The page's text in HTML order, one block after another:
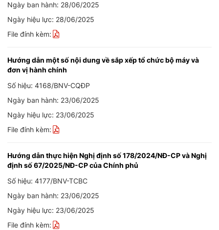
Ngày ban hành: 28/06/2025
Ngày hiệu lực: 28/06/2025
File đính kèm:
Hướng dẫn một số nội dung về sắp xếp tổ chức bộ máy và
đơn vị hành chính
Số hiệu: 4168/BNV-CQĐP
Ngày ban hành: 23/06/2025
Ngày hiệu lực: 23/06/2025
File đính kèm:
Hướng dẫn thực hiện Nghị định số 178/2024/NĐ-CP và Nghị
định số 67/2025/NĐ-CP của Chính phủ
Số hiệu: 4177/BNV-TCBC
Ngày ban hành: 23/06/2025
Ngày hiệu lực: 23/06/2025
File đính kèm: